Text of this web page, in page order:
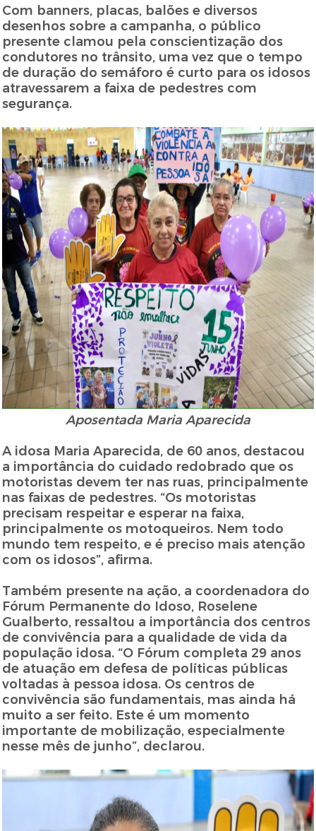
Com banners, placas, balões e diversos
desenhos sobre a campanha, o público
presente clamou pela conscientização dos
condutores no trânsito, uma vez que o tempo
de duração do semáforo é curto para os idosos
atravessarem a faixa de pedestres com
segurança.
Aposentada Maria Aparecida
A idosa Maria Aparecida, de 60 anos, destacou
a importância do cuidado redobrado que os
motoristas devem ter nas ruas, principalmente
nas faixas de pedestres. “Os motoristas
precisam respeitar e esperar na faixa,
principalmente os motoqueiros. Nem todo
mundo tem respeito, e é preciso mais atenção
com os idosos”, afirma.
Também presente na ação, a coordenadora do
Fórum Permanente do Idoso, Roselene
Gualberto, ressaltou a importância dos centros
de convivência para a qualidade de vida da
população idosa. “O Fórum completa 29 anos
de atuação em defesa de políticas públicas
voltadas à pessoa idosa. Os centros de
convivência são fundamentais, mas ainda há
muito a ser feito. Este é um momento
importante de mobilização, especialmente
nesse mês de junho”, declarou.